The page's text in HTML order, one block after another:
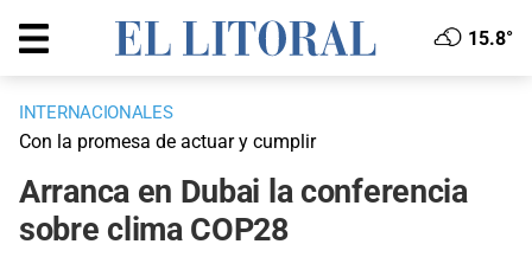
15.8°
INTERNACIONALES
Con la promesa de actuar y cumplir
Arranca en Dubai la conferencia
sobre clima COP28